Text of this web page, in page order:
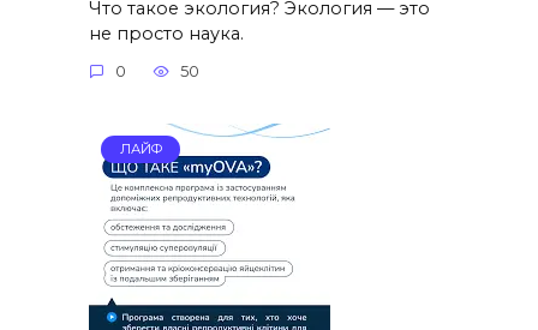
Что такое экология? Экология — это
не просто наука.
0 50
ЛАЙФ